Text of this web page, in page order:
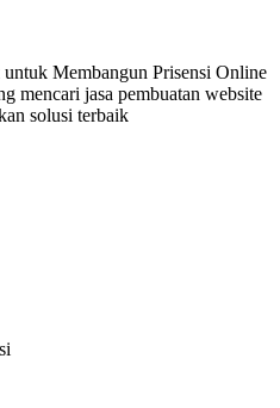
Membangun Prisensi Online
mencari jasa pembuatan website
solusi terbaik